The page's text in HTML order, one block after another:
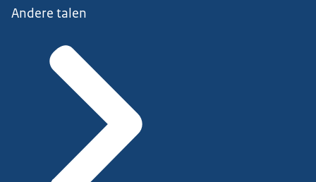
Andere talen